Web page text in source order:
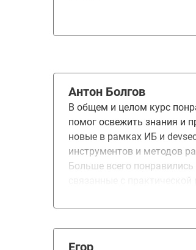
Антон Болгов
В общем и целом курс
помог освежить знания и
новые в рамках ИБ и
инструментов и методов
Больше всего
контейниризация SAST,
Егор